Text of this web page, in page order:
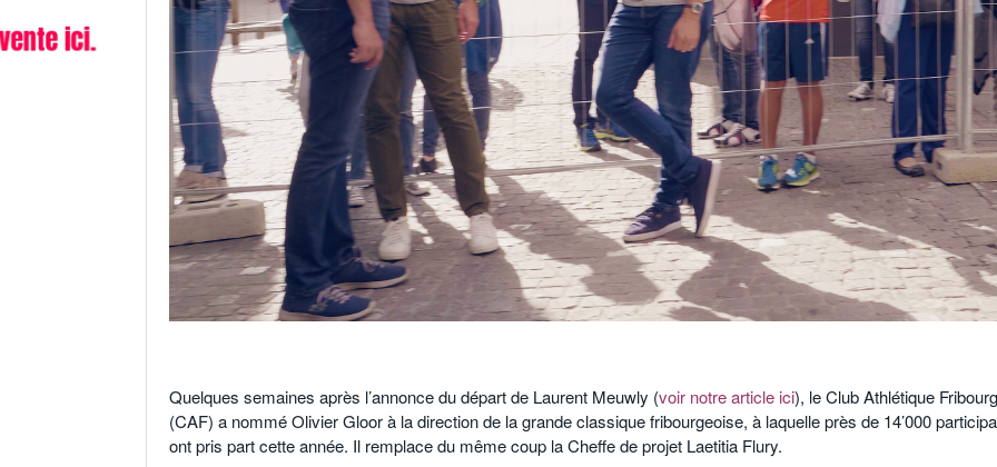
Quelques semaines après l’annonce du départ de Laurent Meuwly (voir notre article ici), le Club Athlétique Fribourg
(CAF) a nommé Olivier Gloor à la direction de la grande classique fribourgeoise, à laquelle près de 14’000
ont pris part cette année. Il remplace du même coup la Cheffe de projet Laetitia Flury.